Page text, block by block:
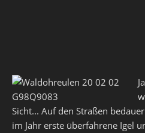
Sicht... Auf den Straßen
im Jahr erste überfahrene Igel